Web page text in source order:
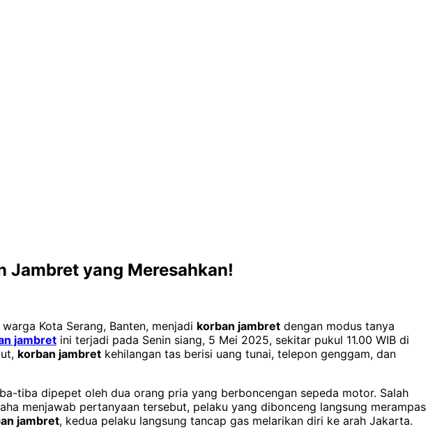
Jambret yang Meresahkan!
Kota Serang, Banten, menjadi korban jambret dengan modus tanya
jambret ini terjadi pada Senin siang, 5 Mei 2025, sekitar pukul 11.00 WIB di
korban jambret kehilangan tas berisi uang tunai, telepon genggam, dan
tiba dipepet oleh dua orang pria yang berboncengan sepeda motor. Salah
menjawab pertanyaan tersebut, pelaku yang dibonceng langsung merampas
jambret, kedua pelaku langsung tancap gas melarikan diri ke arah Jakarta.